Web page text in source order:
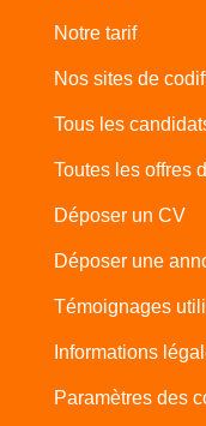
Notre tarif
Nos sites de
Tous les
Toutes les offres
Déposer un CV
Déposer une
Témoignages
Informations
Paramètres des